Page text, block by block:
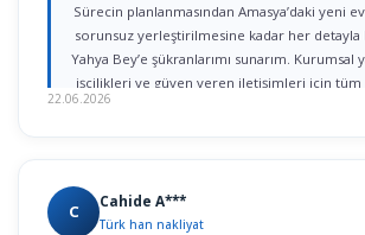
Sürecin planlanmasından Amasya’daki yeni
sorunsuz yerleştirilmesine kadar her detayla
Yahya Bey’e şükranlarımı sunarım. Kurumsal
işçilikleri ve güven veren iletişimleri için
22.06.2026
C Cahide A***
Türk han nakliyat